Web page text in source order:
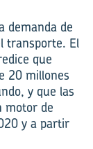
demanda de
transporte. El
que
20 millones
y que las
motor de
y a partir